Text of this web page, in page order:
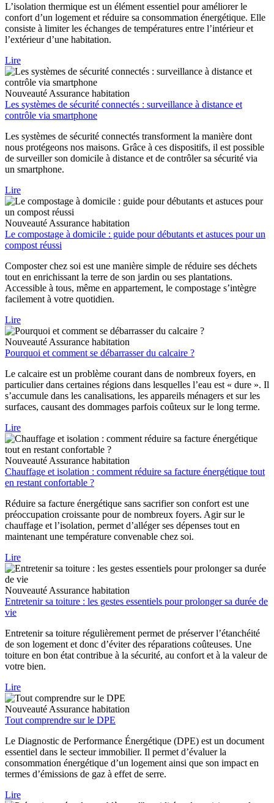
L’isolation thermique est un élément essentiel pour améliorer le
confort d’un logement et réduire sa consommation énergétique. Elle
consiste à limiter les échanges de températures entre l’intérieur et
l’extérieur d’une habitation.
Lire
Nouveauté Assurance habitation
Les systèmes de sécurité connectés : surveillance à distance et
contrôle via smartphone
Les systèmes de sécurité connectés transforment la manière dont
nous protégeons nos maisons. Grâce à ces dispositifs, il est possible
de surveiller son domicile à distance et de contrôler sa sécurité via
un smartphone.
Lire
Nouveauté Assurance habitation
Le compostage à domicile : guide pour débutants et astuces pour un
compost réussi
Composter chez soi est une manière simple de réduire ses déchets
tout en enrichissant la terre de son jardin ou ses plantations.
Accessible à tous, même en appartement, le compostage s’intègre
facilement à votre quotidien.
Lire
Nouveauté Assurance habitation
Pourquoi et comment se débarrasser du calcaire ?
Le calcaire est un problème courant dans de nombreux foyers, en
particulier dans certaines régions dans lesquelles l’eau est « dure ». Il
s’accumule dans les canalisations, les appareils ménagers et sur les
surfaces, causant des dommages parfois coûteux sur le long terme.
Lire
Nouveauté Assurance habitation
Chauffage et isolation : comment réduire sa facture énergétique tout
en restant confortable ?
Réduire sa facture énergétique sans sacrifier son confort est une
préoccupation croissante pour de nombreux foyers. Agir sur le
chauffage et l’isolation, permet d’alléger ses dépenses tout en
maintenant une température convenable chez soi.
Lire
Nouveauté Assurance habitation
Entretenir sa toiture : les gestes essentiels pour prolonger sa durée de
vie
Entretenir sa toiture régulièrement permet de préserver l’étanchéité
de son logement et donc d’éviter des réparations coûteuses. Une
toiture en bon état contribue à la sécurité, au confort et à la valeur de
votre bien.
Lire
Nouveauté Assurance habitation
Tout comprendre sur le DPE
Le Diagnostic de Performance Énergétique (DPE) est un document
essentiel dans le secteur immobilier. Il permet d’évaluer la
consommation énergétique d’un logement ainsi que son impact en
termes d’émissions de gaz à effet de serre.
Lire